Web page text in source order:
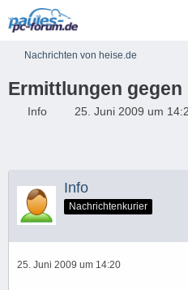
Nachrichten von heise.de
Ermittlungen
Info 25. Juni 2009 um
Info
Nachrichtenkurier
25. Juni 2009 um 14:20